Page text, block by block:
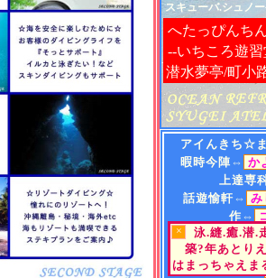
スキューバ.シュノ
へたっぴんち
--いちころ遊習
潜水夢亭/町小
アイんきち☆
暇時今陣⇔ か
上達専
話遊愉軒⇔ み
作⇔
遊⇔ "Teaor
街⇔ ひらめく
町小路屋⇔
泳.縫.癒.潜.
築?年あとり
はまっちゃえ
×